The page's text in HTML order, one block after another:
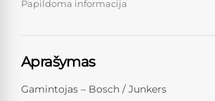
Papildoma informacija
Aprašymas
Gamintojas – Bosch / Junkers